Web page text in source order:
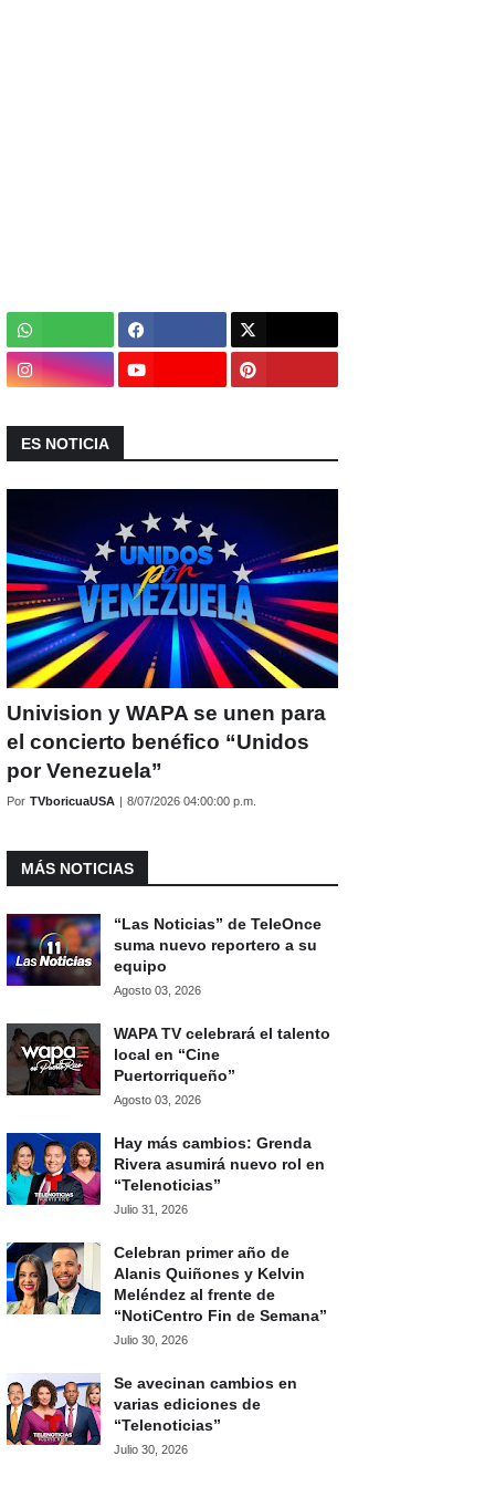
ES NOTICIA
Univision y WAPA se unen para
el concierto benéfico “Unidos
por Venezuela”
Por TVboricuaUSA | 8/07/2026 04:00:00 p.m.
MÁS NOTICIAS
“Las Noticias” de TeleOnce
suma nuevo reportero a su
equipo
Agosto 03, 2026
WAPA TV celebrará el talento
local en “Cine
Puertorriqueño”
Agosto 03, 2026
Hay más cambios: Grenda
Rivera asumirá nuevo rol en
“Telenoticias”
Julio 31, 2026
Celebran primer año de
Alanis Quiñones y Kelvin
Meléndez al frente de
“NotiCentro Fin de Semana”
Julio 30, 2026
Se avecinan cambios en
varias ediciones de
“Telenoticias”
Julio 30, 2026